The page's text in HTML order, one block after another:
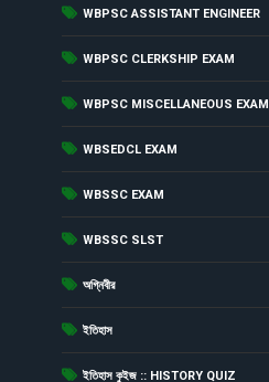
WBPSC ASSISTANT ENGINEER
WBPSC CLERKSHIP EXAM
WBPSC MISCELLANEOUS EXAM
WBSEDCL EXAM
WBSSC EXAM
WBSSC SLST
অগ্নিবীর
ইতিহাস
ইতিহাস কুইজ :: HISTORY QUIZ